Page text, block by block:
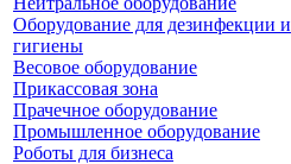
Оборудование для дезинфекции и
гигиены
Весовое оборудование
Прикассовая зона
Прачечное оборудование
Промышленное оборудование
Роботы для бизнеса